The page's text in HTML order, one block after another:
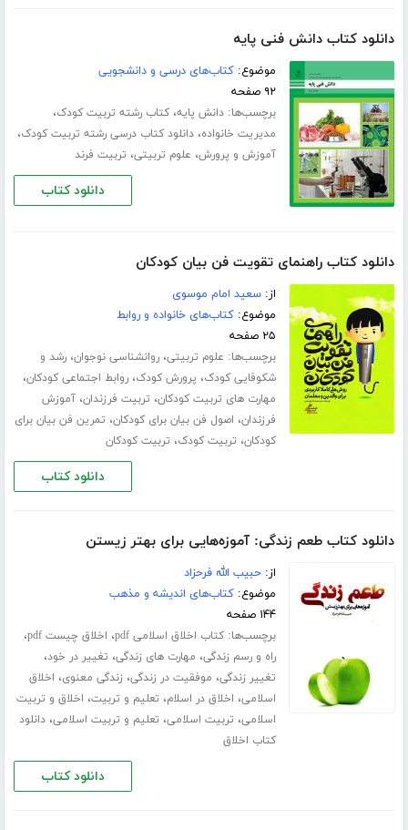
دانلود کتاب دانش فنی پایه
موضوع:کتاب‌های درسی و دانشجویی
۹۲ صفحه
برچسب‌ها:دانش پایه،کتاب رشته تربیت کودک،
مدیریت خانواده،دانلود کتاب درسی رشته تربیت کودک،
آموزش و پرورش، علوم تربیتی، تربیت فرند
دانلود کتاب
دانلود کتاب راهنمای تقویت فن بیان کودکان
از:سعید امام موسوی
موضوع:کتاب‌های خانواده و روابط
۲۵ صفحه
برچسب‌ها: علوم تربیتی،روانشناسی نوجوان،رشد و
شکوفایی کودک، پرورش کودک،روابط اجتماعی کودکان،
مهارت های تربیت کودکان، تربیت فرزندان،آموزش
فرزندان، اصول فن بیان برای کودکان، تمرین فن بیان برای
کودکان، تربیت کودک، تربیت کودکان
دانلود کتاب
دانلود کتاب طعم زندگی: آموزه‌هایی برای بهتر زیستن
از:حبیب الله فرحزاد
موضوع:کتاب‌های اندیشه و مذهب
۱۴۴ صفحه
برچسب‌ها:کتاب اخلاق اسلامی pdf ، اخلاق چیست pdf ،
راه و رسم زندگی، مهارت های زندگی، تغییر در خود،
تغییر زندگی، موفقیت در زندگی، زندگی معنوی، اخلاق
اسلامی، اخلاق در اسلام، تعلیم و تربیت، اخلاق و تربیت
اسلامی، تربیت اسلامی، تعلیم و تربیت اسلامی،دانلود
کتاب اخلاق
دانلود کتاب